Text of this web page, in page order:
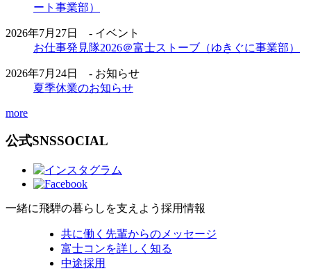
ート事業部）
2026年7月27日 - イベント
お仕事発見隊2026＠富士ストーブ（ゆきぐに事業部）
2026年7月24日 - お知らせ
夏季休業のお知らせ
more
公式SNSSOCIAL
一緒に飛騨の暮らしを支えよう 採用情報
共に働く先輩からのメッセージ
富士コンを詳しく知る
中途採用